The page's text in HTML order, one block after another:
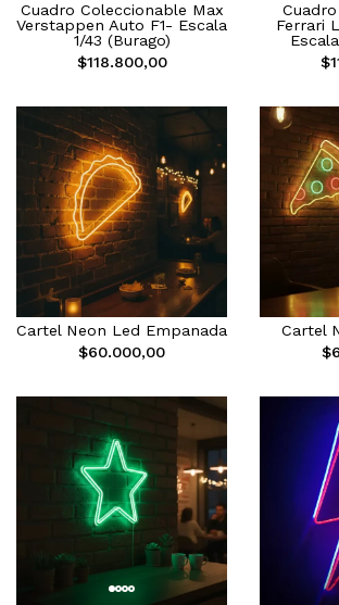
Cuadro Coleccionable Max
Verstappen Auto F1- Escala
1/43 (Burago)
$118.800,00
Ferrari
Cartel Neon Led Empanada
$60.000,00
Cartel